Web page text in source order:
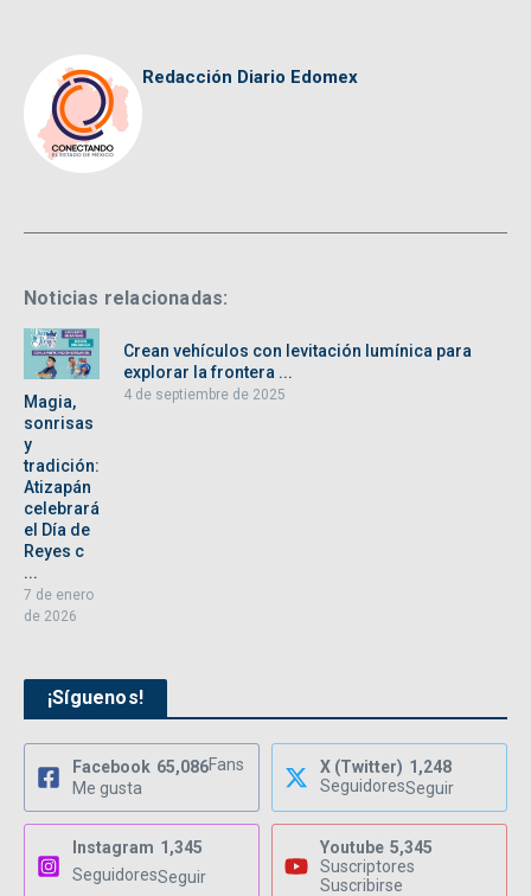
Redacción Diario Edomex
Noticias relacionadas:
Magia,
sonrisas
y
tradición:
Atizapán
celebrará
el Día de
Reyes c
...
7 de enero
de 2026
Crean vehículos con levitación lumínica para
explorar la frontera ...
4 de septiembre de 2025
¡Síguenos!
Facebook 65,086Fans
Me gusta
X (Twitter) 1,248
SeguidoresSeguir
Instagram 1,345
SeguidoresSeguir
Youtube 5,345
Suscriptores
Suscribirse